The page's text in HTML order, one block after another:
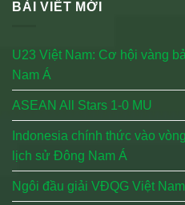
BÀI VIẾT MỚI
U23 Việt Nam: Cơ hội vàng
Nam Á
ASEAN All Stars 1-0 MU
Indonesia chính thức vào
lịch sử Đông Nam Á
Ngôi đầu giải VĐQG Việt